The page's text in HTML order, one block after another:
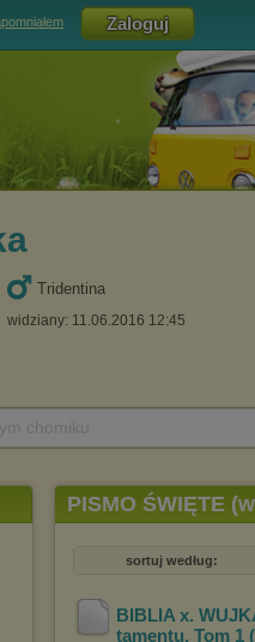
Tridentina
widziany: 11.06.2016 12:45
PISMO ŚWIĘTE
sortuj według:
BIBLIA x.
tamentu. Tom 1